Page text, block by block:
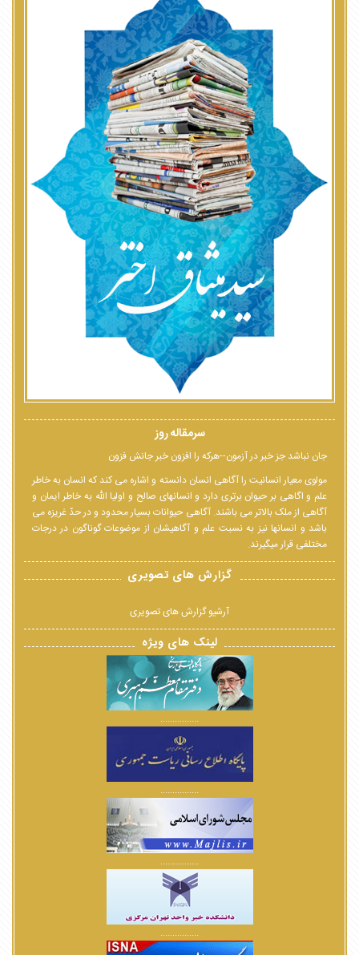
سرمقاله روز
جان نباشد جز خبر در آزمون--هرکه را افزون خبر جانش فزون
مولوی معیار انسانیت را آگاهی انسان دانسته و اشاره می کند که انسان به خاطر
علم و اگاهی بر حیوان برتری دارد و انسانهای صالح و اولیا الله به خاطر ایمان و
آگاهی از ملک بالاتر می باشند. آگاهی حیوانات بسیار محدود و در حدّ غریزه می
باشد و انسانها نیز به نسبت علم و آگاهیشان از موضوعات گوناگون در درجات
مختلفی قرار میگیرند.
گزارش های تصویری
آرشیو گزارش های تصویری
لینک های ویژه
................
................
................
................